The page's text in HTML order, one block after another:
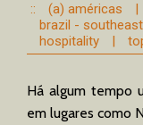
:: (a) américas |
brazil -
hospitality
|
Há algum tempo
em lugares como